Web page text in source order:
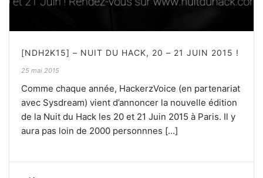
[NDH2K15] – NUIT DU HACK, 20 – 21 JUIN 2015 !
25 mai 2015
Comme chaque année, HackerzVoice (en partenariat
avec Sysdream) vient d’annoncer la nouvelle édition
de la Nuit du Hack les 20 et 21 Juin 2015 à Paris. Il y
aura pas loin de 2000 personnnes [...]